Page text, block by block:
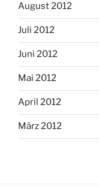
August 2012
Juli 2012
Juni 2012
Mai 2012
April 2012
März 2012